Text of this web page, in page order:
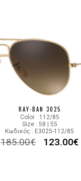
RAY-BAN 3025
Color : 112/85
Size : 58 | 55
Κωδικός : E3025-112/85
185.00€ 123.00€